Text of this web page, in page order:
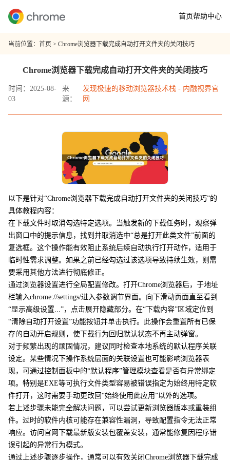
首页帮助中心
当前位置： 首页 > Chrome浏览器下载完成自动打开文件夹的关闭技巧
Chrome浏览器下载完成自动打开文件夹的关闭技巧
时间：2025-08-
03
来
源：
发现极速的移动浏览器技术栈 - 内融视界官
网
以下是针对“Chrome浏览器下载完成自动打开文件夹的关闭技巧”的
具体教程内容：
在下载文件时取消勾选特定选项。当触发新的下载任务时，观察弹
出窗口中的提示信息，找到并取消选中“总是打开此类文件”前面的
复选框。这个操作能有效阻止系统后续自动执行打开动作，适用于
临时性需求调整。如果之前已经勾选过该选项导致持续生效，则需
要采用其他方法进行彻底修正。
通过浏览器设置进行全局配置修改。打开Chrome浏览器后，于地址
栏输入chrome://settings/进入参数调节界面。向下滑动页面直至看到
“显示高级设置...”，点击展开隐藏部分。在“下载内容”区域定位到
“清除自动打开设置”功能按钮并单击执行。此操作会重置所有已保
存的自动开启规则，使下载行为回归默认状态不再主动弹窗。
对于频繁出现的顽固情况，建议同时检查本地系统的默认程序关联
设定。某些情况下操作系统层面的关联设置也可能影响浏览器表
现，可通过控制面板中的“默认程序”管理模块查看是否有异常绑定
项。特别是EXE等可执行文件类型容易被错误指定为始终用特定软
件打开，这时需要手动更改回“始终使用此应用”以外的选项。
若上述步骤未能完全解决问题，可以尝试更新浏览器版本或重装组
件。过时的软件内核可能存在兼容性漏洞，导致配置指令无法正常
响应。访问官网下载最新版安装包覆盖安装，通常能修复因程序错
误引起的异常行为模式。
通过上述步骤逐步操作，通常可以有效关闭Chrome浏览器下载完成